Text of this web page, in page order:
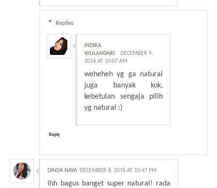
Replies
INDIRA
WULANDARI
DECEMBER 9,
2016 AT 10:07 AM
weheheh yg ga natural
juga banyak kok,
kebetulan sengaja pilih
yg natural :)
Reply
DINDA NAYA DECEMBER 8, 2016 AT 10:47 PM
ihh bagus banget super natural! rada